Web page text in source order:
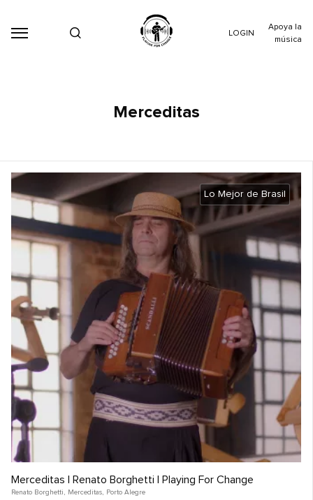
LOGIN
Apoya la
música
Merceditas
Lo Mejor de Brasil
Merceditas | Renato Borghetti | Playing For Change
Renato Borghetti , Merceditas, Porto Alegre